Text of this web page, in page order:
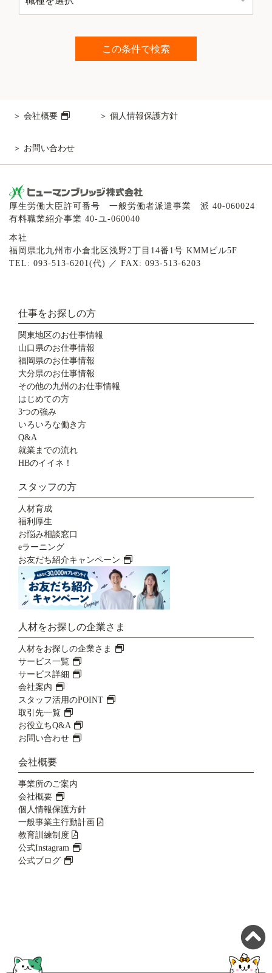
会社概要 個人情報保護方針
お問い合わせ
厚生労働大臣許可番号 一般労働者派遣事業 派 40-060024
有料職業紹介事業 40-ユ-060040
本社
福岡県北九州市小倉北区浅野2丁目14番1号 KMMビル5F
TEL: 093-513-6201(代) ／ FAX: 093-513-6203
仕事をお探しの方
関東地区のお仕事情報
山口県のお仕事情報
福岡県のお仕事情報
大分県のお仕事情報
その他の九州のお仕事情報
はじめての方
3つの強み
いろいろな働き方
Q&A
就業までの流れ
HBのイイネ！
スタッフの方
人材育成
福利厚生
お悩み相談窓口
eラーニング
お友だち紹介キャンペーン
人材をお探しの企業さま
人材をお探しの企業さま
サービス一覧
サービス詳細
会社案内
スタッフ活用のPOINT
取引先一覧
お役立ちQ&A
お問い合わせ
会社概要
事業所のご案内
会社概要
個人情報保護方針
一般事業主行動計画
教育訓練制度
公式Instagram
公式ブログ